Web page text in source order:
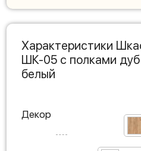
Характеристики
ШК-05 с полками
белый
Декор